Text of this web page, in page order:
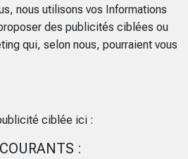
nous utilisons vos Informations
des publicités ciblées ou
qui, selon nous, pourraient vous
ciblée ici :
: